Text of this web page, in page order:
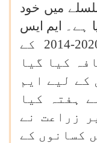
میں خود
ہے۔ ایم ایس
پی کی شرحوں میں 2020-2014 کے
کیا گیا
کے لیے ایم
ہفتہ کیا
زراعت نے
کسانوں کے